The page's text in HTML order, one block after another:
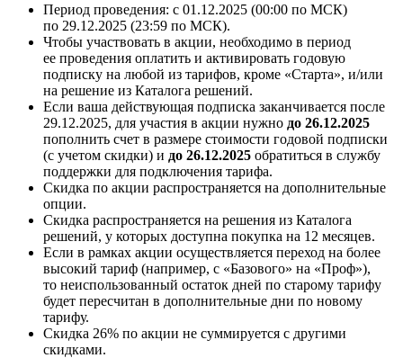
Период проведения: с 01.12.2025 (00:00 по МСК)
по 29.12.2025 (23:59 по МСК).
Чтобы участвовать в акции, необходимо в период
ее проведения оплатить и активировать годовую
подписку на любой из тарифов, кроме «Старта», и/или
на решение из Каталога решений.
Если ваша действующая подписка заканчивается после
29.12.2025, для участия в акции нужно до 26.12.2025
пополнить счет в размере стоимости годовой подписки
(с учетом скидки) и до 26.12.2025 обратиться в службу
поддержки для подключения тарифа.
Скидка по акции распространяется на дополнительные
опции.
Скидка распространяется на решения из Каталога
решений, у которых доступна покупка на 12 месяцев.
Если в рамках акции осуществляется переход на более
высокий тариф (например, с «Базового» на «Проф»),
то неиспользованный остаток дней по старому тарифу
будет пересчитан в дополнительные дни по новому
тарифу.
Скидка 26% по акции не суммируется с другими
скидками.